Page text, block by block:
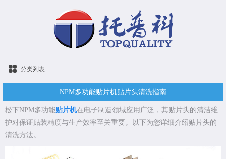
分类列表
NPM多功能贴片机贴片头清洗指南​
松下NPM多功能贴片机在电子制造领域应用广泛，其贴片头的清洁维
护对保证贴装精度与生产效率至关重要。以下为您详细介绍贴片头的
清洗方法。